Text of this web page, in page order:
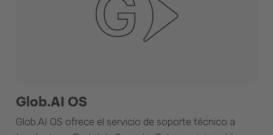
Glob.AI OS
Glob.AI OS ofrece el servicio de soporte técnico a